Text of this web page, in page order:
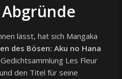
lässt, hat sich Mangaka
des Bösen: Aku no Hana
Les Fleur
den Titel für seine